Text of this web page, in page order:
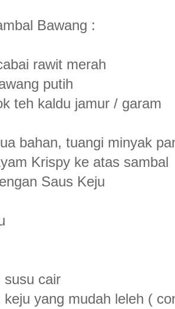
Bawang :
rawit merah
putih
teh kaldu jamur / garam
bahan, tuangi minyak
Krispy ke atas sambal
Saus Keju
susu cair
keju yang mudah leleh (